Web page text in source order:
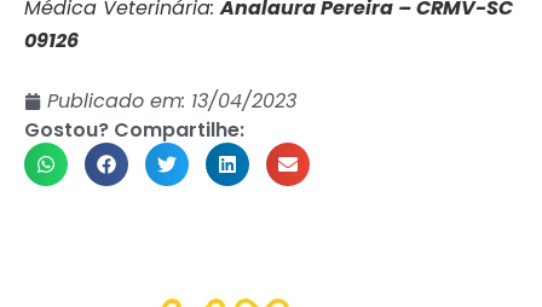
Médica Veterinária:Analaura Pereira – CRMV-SC
09126
Publicado em: 13/04/2023
Gostou? Compartilhe: